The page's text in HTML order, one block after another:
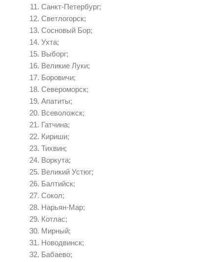
Санкт-Петербург;
Светлогорск;
Сосновый Бор;
Ухта;
Выборг;
Великие Луки;
Боровичи;
Североморск;
Апатиты;
Всеволожск;
Гатчина;
Кириши;
Тихвин;
Воркута;
Великий Устюг;
Балтийск;
Сокол;
Нарьян-Мар;
Котлас;
Мирный;
Новодвинск;
Бабаево;